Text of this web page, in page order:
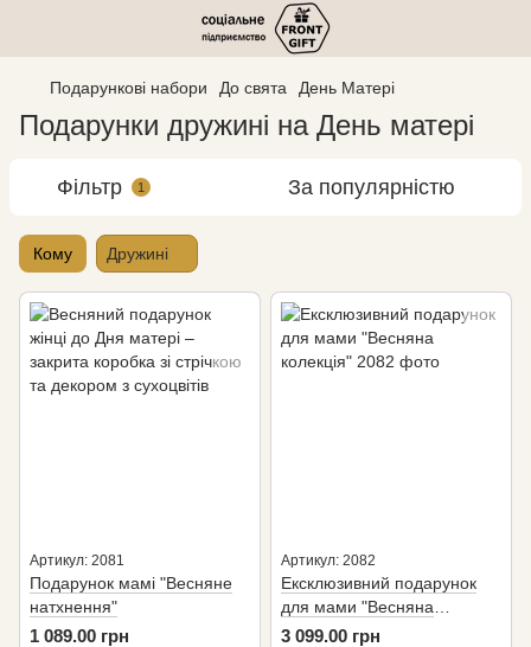
Подарункові набори До свята День Матері
Подарунки дружині на День матері
Фільтр 1 За популярністю
Кому Дружині
Артикул: 2081
Подарунок мамі "Весняне
натхнення"
1 089.00 грн
Артикул: 2082
Ексклюзивний подарунок
для мами "Весняна
колекція"
3 099.00 грн